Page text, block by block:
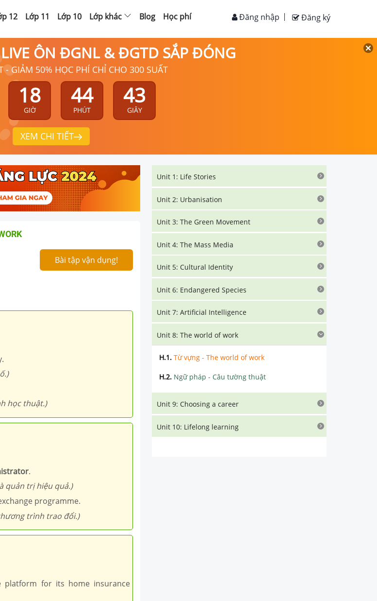
12 Lớp 11 Lớp 10 Lớp khác Blog Học phí Đăng ký
Đăng nhập
ÔN ĐGNL & ĐGTD SẮP ĐÓNG
- GIẢM 50% HỌC PHÍ CHỈ CHO 300 SUẤT
18
GIỜ
44
PHÚT
43
GIÂY
XEM CHI TIẾT
Bài tập vận dụng!
học thuật.)
.
quản trị hiệu quả.)
programme.
trình trao đổi.)
for its home insurance
Unit 1: Life Stories
Unit 2: Urbanisation
Unit 3: The Green Movement
Unit 4: The Mass Media
Unit 5: Cultural Identity
Unit 6: Endangered Species
Unit 7: Artificial Intelligence
Unit 8: The world of work
H.1. Từ vựng - The world of work
H.2. Ngữ pháp - Câu tường thuật
Unit 9: Choosing a career
Unit 10: Lifelong learning